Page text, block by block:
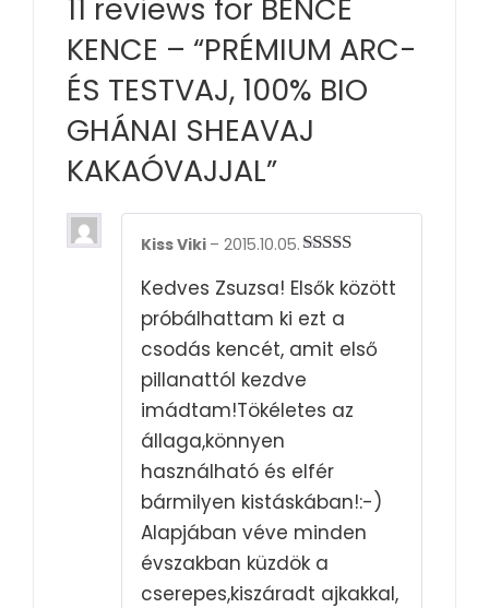
11 reviews for BENCE
KENCE – “PRÉMIUM ARC-
ÉS TESTVAJ, 100% BIO
GHÁNAI SHEAVAJ
KAKAÓVAJJAL”
of 5
Kiss Viki – 2015.10.05.
Kedves Zsuzsa! Elsők között
próbálhattam ki ezt a
csodás kencét, amit első
pillanattól kezdve
imádtam!Tökéletes az
állaga,könnyen
használható és elfér
bármilyen kistáskában!:-)
Alapjában véve minden
évszakban küzdök a
cserepes,kiszáradt ajkakkal,